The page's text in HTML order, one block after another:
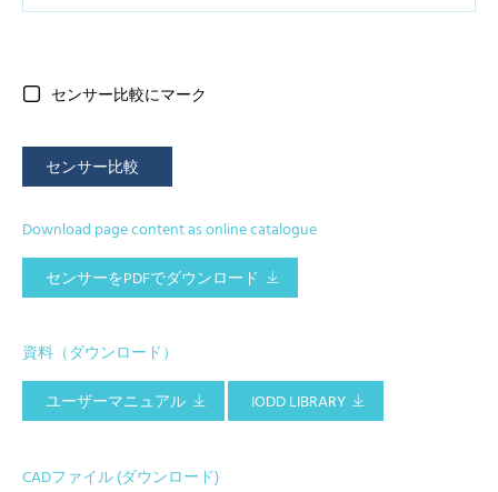
センサー比較にマーク
センサー比較
Download page content as online catalogue
センサーをPDFでダウンロード
資料（ダウンロード）
ユーザーマニュアル
IODD LIBRARY
CADファイル (ダウンロード)